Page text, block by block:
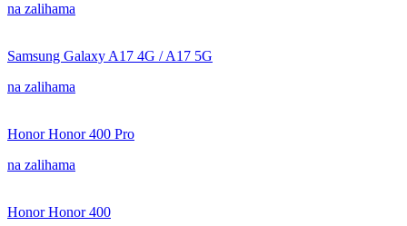
na zalihama
Samsung Galaxy A17 4G / A17 5G
na zalihama
Honor Honor 400 Pro
na zalihama
Honor Honor 400